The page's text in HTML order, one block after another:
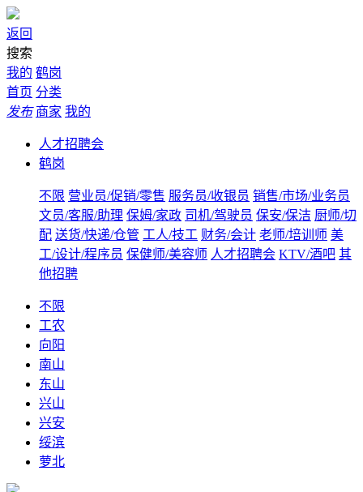
返回
搜索
我的 鹤岗
首页 分类
发布 商家 我的
人才招聘会
鹤岗
不限 营业员/促销/零售 服务员/收银员 销售/市场/业务员
文员/客服/助理 保姆/家政 司机/驾驶员 保安/保洁 厨师/切
配 送货/快递/仓管 工人/技工 财务/会计 老师/培训师 美
工/设计/程序员 保健师/美容师 人才招聘会 KTV/酒吧 其
他招聘
不限
工农
向阳
南山
东山
兴山
兴安
绥滨
萝北